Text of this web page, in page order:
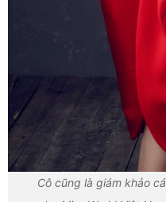
Cô cũng là giám khảo